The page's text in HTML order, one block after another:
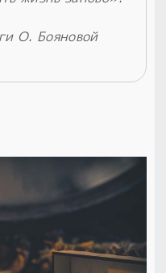
О. Бояновой